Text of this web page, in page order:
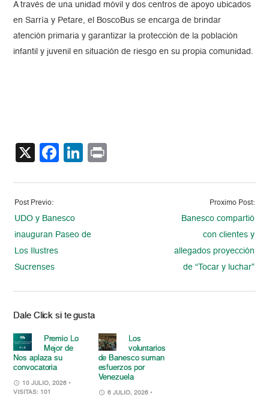
A través de una unidad móvil y dos centros de apoyo ubicados
en Sarría y Petare, el BoscoBus se encarga de brindar
atención primaria y garantizar la protección de la población
infantil y juvenil en situación de riesgo en su propia comunidad.
X Facebook
LinkedIn
Post Previo:
UDO y Banesco
inauguran Paseo de
Los Ilustres
Sucrenses
Proximo Post:
Banesco compartió
con clientes y
allegados proyección
de “Tocar y luchar”
Dale Click si te gusta
Premio Lo
Mejor de
Nos aplaza su
convocatoria
10 JULIO, 2026 •
VISITAS: 101
Los
voluntarios
de Banesco suman
esfuerzos por
Venezuela
6 JULIO, 2026 •